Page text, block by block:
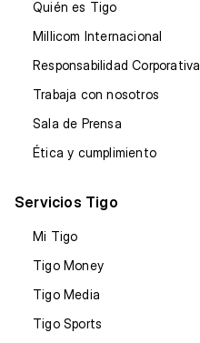
Quién es Tigo
Millicom Internacional
Responsabilidad Corporativa
Trabaja con nosotros
Sala de Prensa
Ética y cumplimiento
Servicios Tigo
Mi Tigo
Tigo Money
Tigo Media
Tigo Sports